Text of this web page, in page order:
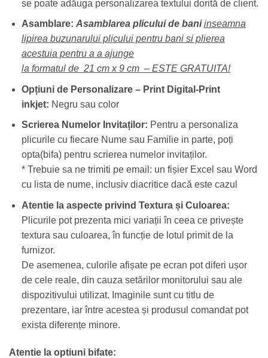
se poate adăuga personalizarea textului dorită de client.
Asamblare: Asamblarea plicului de baniinseamna
lipirea buzunarului plicului pentru bani si plierea
acestuia pentru a a ajunge
la formatul de 21 cm x 9 cm – ESTE GRATUITA!
Opțiuni de Personalizare – Print Digital-Print
inkjet: Negru sau color
Scrierea Numelor Invitaților: Pentru a personaliza
plicurile cu fiecare Nume sau Familie in parte, poți
opta(bifa) pentru scrierea numelor invitaților.
* Trebuie sa ne trimiti pe email: un fișier Excel sau Word
cu lista de nume, inclusiv diacritice dacă este cazul
Atentie la aspecte privind Textura și Culoarea:
Plicurile pot prezenta mici variații în ceea ce privește
textura sau culoarea, în funcție de lotul primit de la
furnizor.
De asemenea, culorile afișate pe ecran pot diferi ușor
de cele reale, din cauza setărilor monitorului sau ale
dispozitivului utilizat. Imaginile sunt cu titlu de
prezentare, iar între acestea și produsul comandat pot
exista diferențe minore.
Atentie la optiuni bifate: